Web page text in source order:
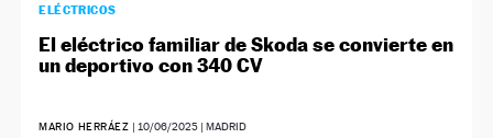
ELÉCTRICOS
El eléctrico familiar de Skoda se convierte en
un deportivo con 340 CV
MARIO HERRÁEZ | 10/06/2025| MADRID